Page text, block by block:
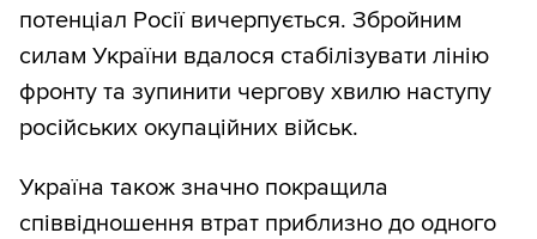
потенціал Росії вичерпується. Збройним
силам України вдалося стабілізувати лінію
фронту та зупинити чергову хвилю наступу
російських окупаційних військ.
Україна також значно покращила
співвідношення втрат приблизно до одного